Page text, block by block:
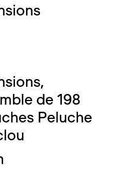
de 198
Peluche